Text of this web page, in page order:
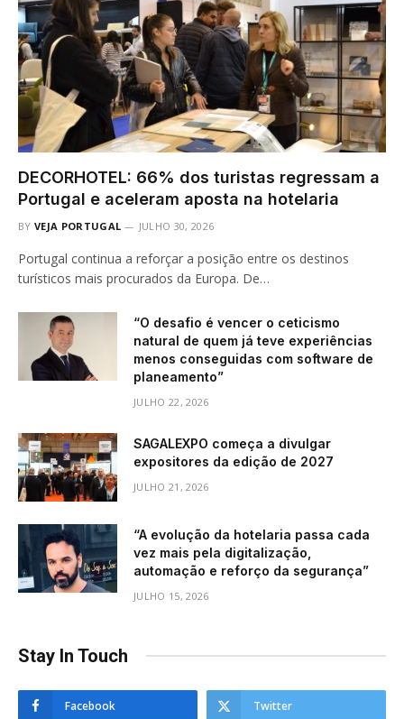
DECORHOTEL: 66% dos turistas regressam a
Portugal e aceleram aposta na hotelaria
BY VEJA PORTUGAL JULHO 30, 2026
Portugal continua a reforçar a posição entre os destinos
turísticos mais procurados da Europa. De…
“O desafio é vencer o ceticismo
natural de quem já teve experiências
menos conseguidas com software de
planeamento”
JULHO 22, 2026
SAGALEXPO começa a divulgar
expositores da edição de 2027
JULHO 21, 2026
“A evolução da hotelaria passa cada
vez mais pela digitalização,
automação e reforço da segurança”
JULHO 15, 2026
Stay In Touch
Facebook Twitter